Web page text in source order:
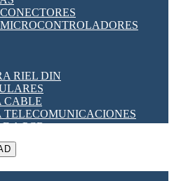
PANEL
DE CARRERA
Y TC'S DE CORRIENTE
LÓGICO PROGRAMABLES
HORARIO
RIEL DIN
CABLE
TELECOMUNICACIONES
A PCB
CABLE